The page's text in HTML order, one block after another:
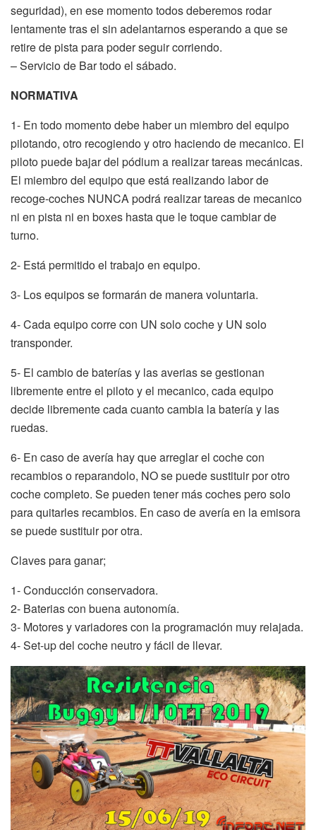
seguridad), en ese momento todos deberemos rodar
lentamente tras el sin adelantarnos esperando a que se
retire de pista para poder seguir corriendo.
– Servicio de Bar todo el sábado.
NORMATIVA
1- En todo momento debe haber un miembro del equipo
pilotando, otro recogiendo y otro haciendo de mecanico. El
piloto puede bajar del pódium a realizar tareas mecánicas.
El miembro del equipo que está realizando labor de
recoge-coches NUNCA podrá realizar tareas de mecanico
ni en pista ni en boxes hasta que le toque cambiar de
turno.
2- Está permitido el trabajo en equipo.
3- Los equipos se formarán de manera voluntaria.
4- Cada equipo corre con UN solo coche y UN solo
transponder.
5- El cambio de baterías y las averias se gestionan
libremente entre el piloto y el mecanico, cada equipo
decide libremente cada cuanto cambia la batería y las
ruedas.
6- En caso de avería hay que arreglar el coche con
recambios o reparandolo, NO se puede sustituir por otro
coche completo. Se pueden tener más coches pero solo
para quitarles recambios. En caso de avería en la emisora
se puede sustituir por otra.
Claves para ganar;
1- Conducción conservadora.
2- Baterias con buena autonomía.
3- Motores y variadores con la programación muy relajada.
4- Set-up del coche neutro y fácil de llevar.